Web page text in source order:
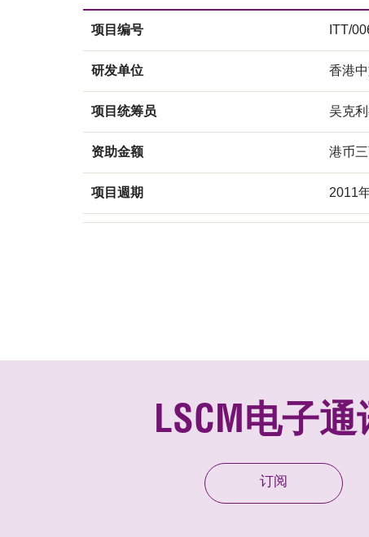
项目编号 ITT/
研发单位 香港
项目统筹员 吴克
资助金额 港币
项目週期 2011
LSCM电子通
订阅